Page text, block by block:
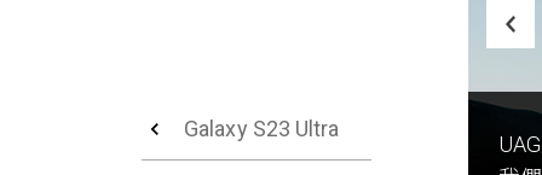
Galaxy S23 Ultra